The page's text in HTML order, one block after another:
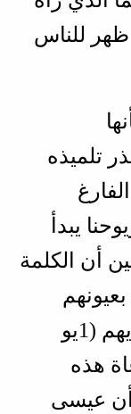
ظهر للناس
تلميذه
يبدأ
أن الكلمة
( 1يو
هذه
أن عيسى